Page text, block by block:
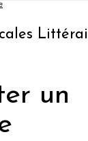
la
un